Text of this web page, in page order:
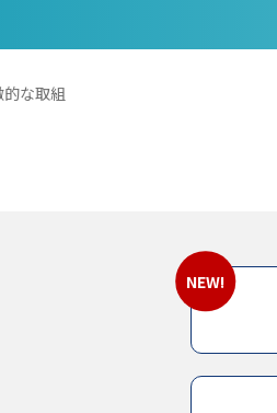
な取組